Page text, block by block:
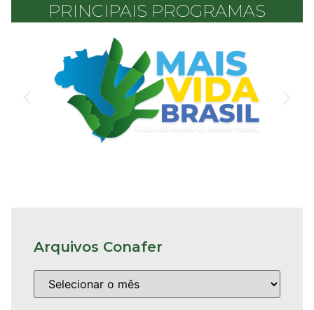
PRINCIPAIS PROGRAMAS
Arquivos Conafer